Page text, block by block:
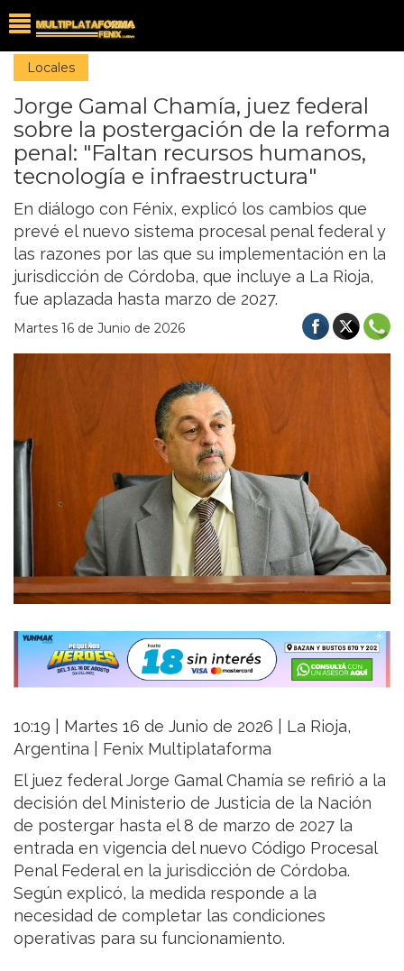
Locales
Jorge Gamal Chamía, juez federal
sobre la postergación de la reforma
penal: "Faltan recursos humanos,
tecnología e infraestructura"
En diálogo con Fénix, explicó los cambios que
prevé el nuevo sistema procesal penal federal y
las razones por las que su implementación en la
jurisdicción de Córdoba, que incluye a La Rioja,
fue aplazada hasta marzo de 2027.
Martes 16 de Junio de 2026
10:19 | Martes 16 de Junio de 2026 | La Rioja,
Argentina | Fenix Multiplataforma
El juez federal Jorge Gamal Chamía se refirió a la
decisión del Ministerio de Justicia de la Nación
de postergar hasta el 8 de marzo de 2027 la
entrada en vigencia del nuevo Código Procesal
Penal Federal en la jurisdicción de Córdoba.
Según explicó, la medida responde a la
necesidad de completar las condiciones
operativas para su funcionamiento.